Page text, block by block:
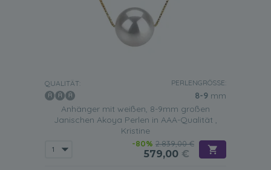
QUALITÄT: PERLENGRÖSSE:
8-9 mm
Anhänger mit weißen, 8-9mm großen
Janischen Akoya Perlen in AAA-Qualität ,
Kristine
-80% 2.839,00 €
579,00 €